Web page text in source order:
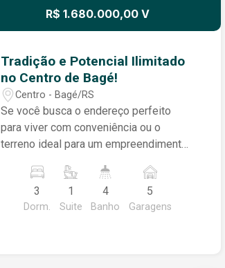
R$ 1.680.000,00 V
Tradição e Potencial Ilimitado
no Centro de Bagé!
Centro - Bagé/RS
Se você busca o endereço perfeito
para viver com conveniência ou o
terreno ideal para um empreendimento
Esta propriedade exclusiva, situada em
uma localização extremamente central
e privilegiada, oferece um terreno
3
Dorm.
1
Suite
4
Banho
5
Garagens